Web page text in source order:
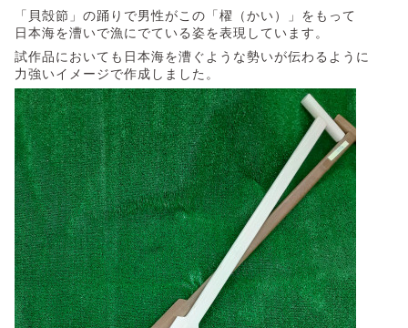
「貝殻節」の踊りで男性がこの「櫂（かい）」をもって
日本海を漕いで漁にでている姿を表現しています。
試作品においても日本海を漕ぐような勢いが伝わるように
力強いイメージで作成しました。